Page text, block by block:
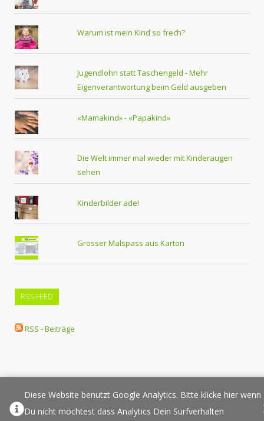
Warum ist mein Kind so frech?
Jugendlohn statt Taschengeld - Mehr
Eigenverantwortung beim Geld ausgeben
«Mamakind» - «Papakind»
Die Welt immer mal wieder mit Kinderaugen
sehen
Kinderbilder ade!
Grosser Malspass aus Karton
RSS-FEED
RSS - Beiträge
Über Elternplanet Pressespiegel
Werbung/Sponsoring
Diese Website benutzt Google Analytics. Bitte klicke hier wenn
Du nicht möchtest dass Analytics Dein Surfverhalten